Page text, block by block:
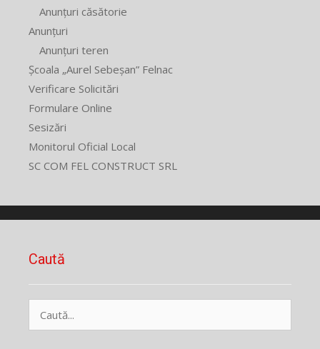
Anunțuri căsătorie
Anunțuri
Anunțuri teren
Școala „Aurel Sebeșan” Felnac
Verificare Solicitări
Formulare Online
Sesizări
Monitorul Oficial Local
SC COM FEL CONSTRUCT SRL
Caută
după: